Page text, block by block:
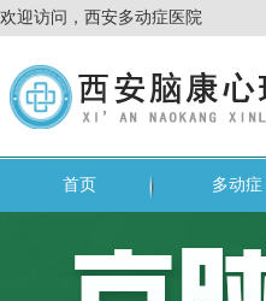
欢迎访问，西安多动症医院
首页 多动症